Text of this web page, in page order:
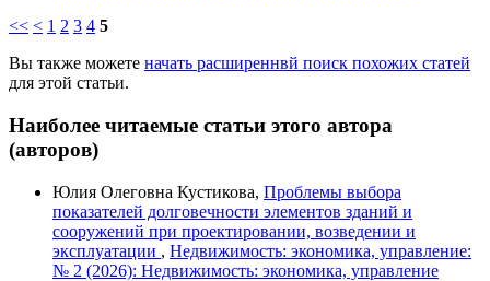
<< < 1 2 3 4 5
Вы также можете начать расширеннвй поиск похожих статей
для этой статьи.
Наиболее читаемые статьи этого автора
(авторов)
Юлия Олеговна Кустикова, Проблемы выбора
показателей долговечности элементов зданий и
сооружений при проектировании, возведении и
эксплуатации , Недвижимость: экономика, управление:
№ 2 (2026): Недвижимость: экономика, управление